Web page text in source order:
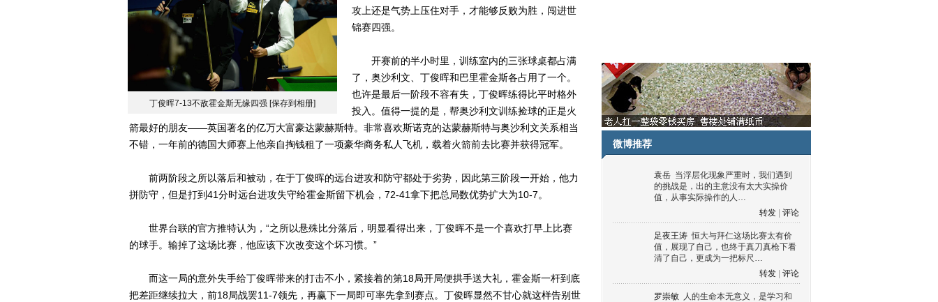
丁俊晖7-13不敌霍金斯无缘四强 [保存到相册]
攻上还是气势上压住对手，才能够反败为胜，闯进世
锦赛四强。
开赛前的半小时里，训练室内的三张球桌都占满
了，奥沙利文、丁俊晖和巴里霍金斯各占用了一个。
也许是最后一阶段不容有失，丁俊晖练得比平时格外
投入。值得一提的是，帮奥沙利文训练捡球的正是火
箭最好的朋友——英国著名的亿万大富豪达蒙赫斯特。非常喜欢斯诺克的达蒙赫斯特与奥沙利文关系相当
不错，一年前的德国大师赛上他亲自掏钱租了一项豪华商务私人飞机，载着火箭前去比赛并获得冠军。
前两阶段之所以落后和被动，在于丁俊晖的远台进攻和防守都处于劣势，因此第三阶段一开始，他力
拼防守，但是打到41分时远台进攻失守给霍金斯留下机会，72-41拿下把总局数优势扩大为10-7。
世界台联的官方推特认为，“之所以悬殊比分落后，明显看得出来，丁俊晖不是一个喜欢打早上比赛
的球手。输掉了这场比赛，他应该下次改变这个坏习惯。”
而这一局的意外失手给丁俊晖带来的打击不小，紧接着的第18局开局便拱手送大礼，霍金斯一杆到底
把差距继续拉大，前18局战罢11-7领先，再赢下一局即可率先拿到赛点。丁俊晖显然不甘心就这样告别世
微博推荐
袁岳 当浮层化现象严重时，我们遇到
的挑战是，出的主意没有太大实操价
值，从事实际操作的人…
转发
评论
足夜王涛 恒大与拜仁这场比赛太有价
值，展现了自己，也终于真刀真枪下看
清了自己，更成为一把标尺…
转发
评论
罗崇敏 人的生命本无意义，是学习和